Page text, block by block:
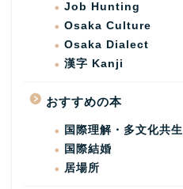
Job Hunting
Osaka Culture
Osaka Dialect
漢字 Kanji
おすすめの本
国際理解・多文化共生
国際結婚
居場所